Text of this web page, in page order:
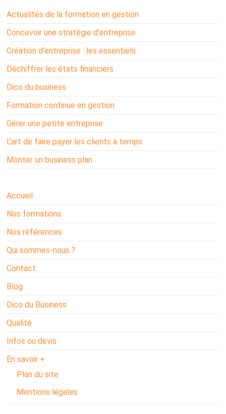
Actualités de la formation en gestion
Concevoir une stratégie d'entreprise
Création d'entreprise : les essentiels
Déchiffrer les états financiers
Dico du business
Formation continue en gestion
Gérer une petite entreprise
L'art de faire payer les clients à temps
Monter un business plan
Accueil
Nos formations
Nos références
Qui sommes-nous ?
Contact
Blog
Dico du Business
Qualité
Infos ou devis
En savoir +
Plan du site
Mentions légales